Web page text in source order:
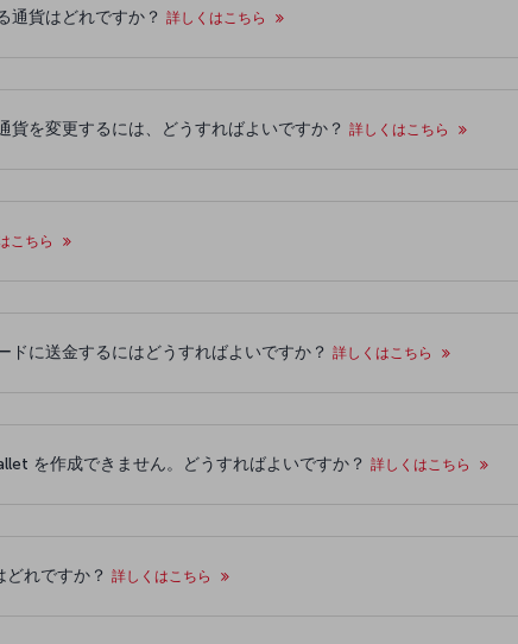
通貨はどれですか？ 詳しくはこちら
を変更するには、どうすればよいですか？ 詳しくはこちら
こちら
に送金するにはどうすればよいですか？ 詳しくはこちら
を作成できません。どうすればよいですか？ 詳しくはこちら
れですか？ 詳しくはこちら